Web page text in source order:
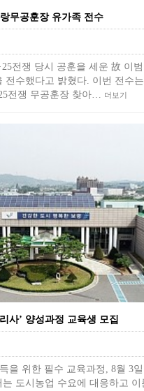
무공훈장 유가족 전수
전쟁 당시 공훈을 세운 故 이
전수했다고 밝혔다. 이번 전수
전쟁 무공훈장 찾아…
더보기
사’ 양성과정 교육생 모집
을 위한 필수 교육과정, 8월 3
도시농업 수요에 대응하고 이